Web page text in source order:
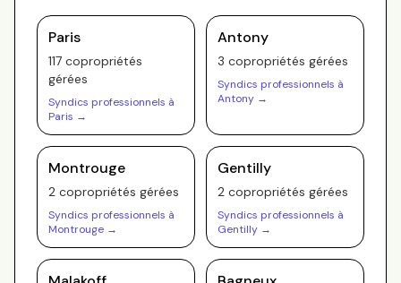
Paris
117 copropriétés
gérées
Syndics professionnels à
Paris →
Antony
3 copropriétés gérées
Syndics professionnels à
Antony →
Montrouge
2 copropriétés gérées
Syndics professionnels à
Montrouge →
Gentilly
2 copropriétés gérées
Syndics professionnels à
Gentilly →